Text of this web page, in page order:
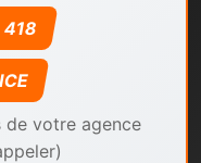
418
de votre agence